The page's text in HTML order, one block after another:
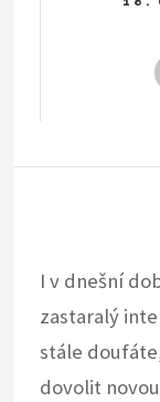
I v dnešní
zastaralý
stále
dovolit